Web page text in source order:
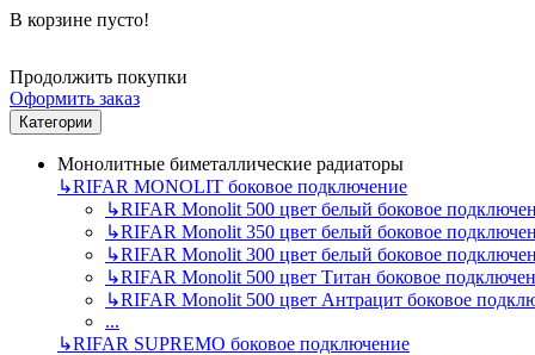
В корзине пусто!
Продолжить покупки
Оформить заказ
Категории
Монолитные биметаллические радиаторы
↳RIFAR MONOLIT боковое подключение
↳RIFAR Monolit 500 цвет белый боковое
↳RIFAR Monolit 350 цвет белый боковое
↳RIFAR Monolit 300 цвет белый боковое
↳RIFAR Monolit 500 цвет Титан боковое
↳RIFAR Monolit 500 цвет Антрацит боковое
...
↳RIFAR SUPREMO боковое подключение